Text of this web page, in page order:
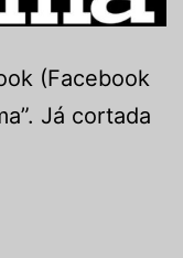
(Facebook
Já cortada